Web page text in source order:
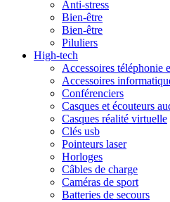
Anti-stress
Bien-être
Bien-être
Piluliers
High-tech
Accessoires téléphonie
Accessoires
Conférenciers
Casques et écouteurs
Casques réalité virtuelle
Clés usb
Pointeurs laser
Horloges
Câbles de charge
Caméras de sport
Batteries de secours